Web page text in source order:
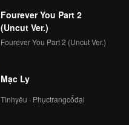
Fourever You Part 2
(Uncut Ver.)
Fourever You Part 2 (Uncut Ver.)
Mạc Ly
Tìnhyêu · Phụctrangcổđại